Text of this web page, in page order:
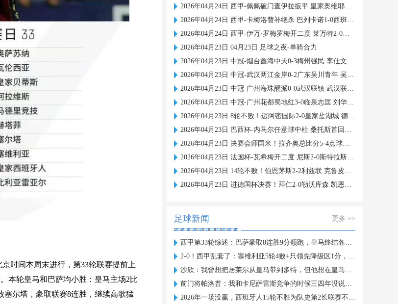
时间本周末进行，第33轮联赛提前上
本轮皇马和巴萨均小胜：皇马主场2比
塞尔塔，豪取联赛8连胜，继续高歌猛
2026年04月24日 西甲-佩佩破门查伊拉扳平 皇家奥维耶多1-1比利亚雷亚尔
2026年04月24日 西甲-卡梅洛替补绝杀 巴列卡诺1-0西班牙人
2026年04月24日 西甲-伊万·罗梅罗梅开二度 莱万特2-0塞维利亚
2026年04月23日 04月23日 足球之夜-单骑合力
2026年04月23日 中冠-烟台鑫海中天0-3梅州强民 李仕文梅开二度
2026年04月23日 中冠-武汉两江金岸0-2广东吴川青年 吴智荣点射锁定胜局
2026年04月23日 中冠-广州海珠醒派0-0武汉联镇 武汉联镇得势不得分
2026年04月23日 中冠-广州花都蜀地红3-0临泉志匡 刘华端锁定胜局
2026年04月23日 8轮不败！迈阿密国际2-0皇家盐湖城 德保罗世界波 苏亚雷斯凌空斩
2026年04月23日 巴西杯-内马尔任意球中柱 桑托斯首回合0-0科里蒂巴
2026年04月23日 决赛会师国米！拉齐奥总比分5-4点球淘汰亚特兰大 莫塔四拒点球
2026年04月23日 法国杯-瓦希梅开二度 尼斯2-0斯特拉斯堡晋级决赛
2026年04月23日 14轮不败！伯恩茅斯2-2利兹联 克鲁皮破门拉扬破门朗斯塔夫绝平
2026年04月23日 进德国杯决赛！拜仁2-0勒沃库森 凯恩、迪亚斯破门穆西亚拉助攻
足球新闻 更多 >>
西甲第33轮综述：巴萨豪取8连胜9分领跑，皇马终结各项赛事4场不胜
2-0！西甲乱套了：塞维利亚5轮4败+只领先降级区1分，11队要保级
沙欣：我曾想把居莱尔从皇马带到多特，但他想在皇马踢出名堂
前门将帕洛普：我和卡尼萨雷斯竞争的时候三四年没说过话
2026年一场没赢，西班牙人15轮不胜为队史第2长联赛不胜纪录